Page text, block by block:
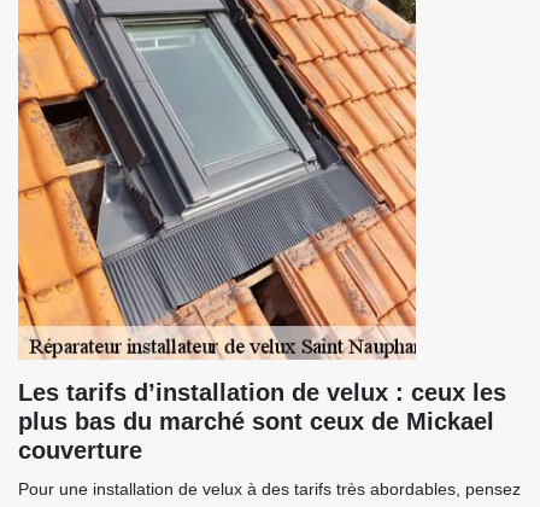
Les tarifs d’installation de velux : ceux les
plus bas du marché sont ceux de Mickael
couverture
Pour une installation de velux à des tarifs très abordables, pensez